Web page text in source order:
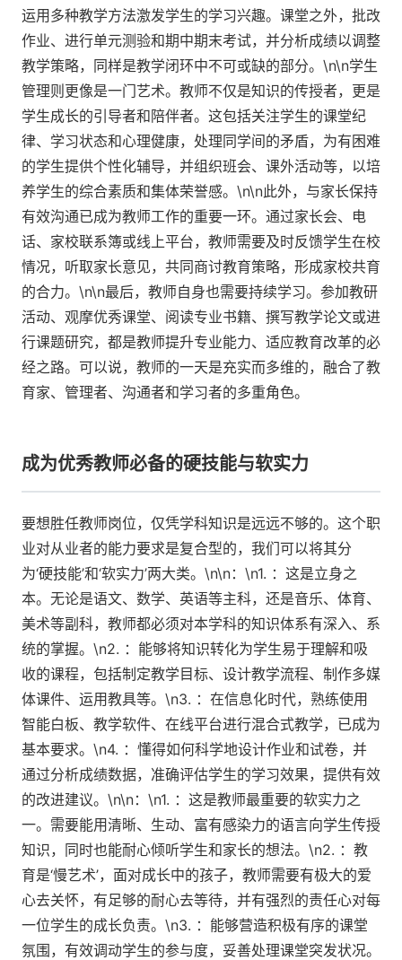
运用多种教学方法激发学生的学习兴趣。课堂之外，批改
作业、进行单元测验和期中期末考试，并分析成绩以调整
教学策略，同样是教学闭环中不可或缺的部分。\n\n学生
管理则更像是一门艺术。教师不仅是知识的传授者，更是
学生成长的引导者和陪伴者。这包括关注学生的课堂纪
律、学习状态和心理健康，处理同学间的矛盾，为有困难
的学生提供个性化辅导，并组织班会、课外活动等，以培
养学生的综合素质和集体荣誉感。\n\n此外，与家长保持
有效沟通已成为教师工作的重要一环。通过家长会、电
话、家校联系簿或线上平台，教师需要及时反馈学生在校
情况，听取家长意见，共同商讨教育策略，形成家校共育
的合力。\n\n最后，教师自身也需要持续学习。参加教研
活动、观摩优秀课堂、阅读专业书籍、撰写教学论文或进
行课题研究，都是教师提升专业能力、适应教育改革的必
经之路。可以说，教师的一天是充实而多维的，融合了教
育家、管理者、沟通者和学习者的多重角色。
成为优秀教师必备的硬技能与软实力
要想胜任教师岗位，仅凭学科知识是远远不够的。这个职
业对从业者的能力要求是复合型的，我们可以将其分
为‘硬技能’和‘软实力’两大类。\n\n：\n1. ：这是立身之
本。无论是语文、数学、英语等主科，还是音乐、体育、
美术等副科，教师都必须对本学科的知识体系有深入、系
统的掌握。\n2. ：能够将知识转化为学生易于理解和吸
收的课程，包括制定教学目标、设计教学流程、制作多媒
体课件、运用教具等。\n3. ：在信息化时代，熟练使用
智能白板、教学软件、在线平台进行混合式教学，已成为
基本要求。\n4. ：懂得如何科学地设计作业和试卷，并
通过分析成绩数据，准确评估学生的学习效果，提供有效
的改进建议。\n\n：\n1. ：这是教师最重要的软实力之
一。需要能用清晰、生动、富有感染力的语言向学生传授
知识，同时也能耐心倾听学生和家长的想法。\n2. ：教
育是‘慢艺术’，面对成长中的孩子，教师需要有极大的爱
心去关怀，有足够的耐心去等待，并有强烈的责任心对每
一位学生的成长负责。\n3. ：能够营造积极有序的课堂
氛围，有效调动学生的参与度，妥善处理课堂突发状况。